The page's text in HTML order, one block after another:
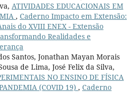
ATIVIDADES EDUCACIONAIS EM
, Caderno Impacto em Extensão:
do XVIII ENEX - Extensão
Realidades e
Santos, Jonathan Mayan Morais
de Lima, José Felix da Silva,
NO ENSINO DE FÍSICA
(COVID 19) , Caderno